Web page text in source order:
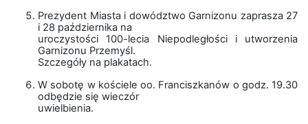
Prezydent Miasta i dowództwo Garnizonu zaprasza 27
i 28 października na
uroczystości 100-lecia Niepodległości i utworzenia
Garnizonu Przemyśl.
Szczegóły na plakatach.
W sobotę w kościele oo. Franciszkanów o godz. 19.30
odbędzie się wieczór
uwielbienia.